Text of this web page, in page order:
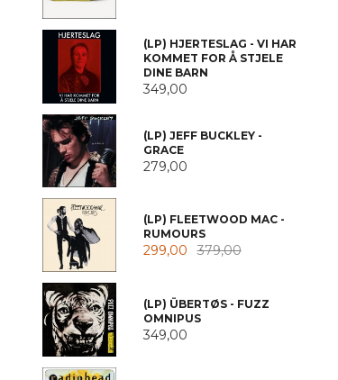
(LP) HJERTESLAG - VI HAR
KOMMET FOR Å STJELE
DINE BARN
349,00
(LP) JEFF BUCKLEY -
GRACE
279,00
(LP) FLEETWOOD MAC -
RUMOURS
299,00 379,00
(LP) ÜBERTØS - FUZZ
OMNIPUS
349,00